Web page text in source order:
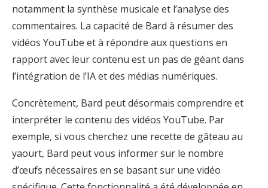
notamment la synthèse musicale et l’analyse des
commentaires. La capacité de Bard à résumer des
vidéos YouTube et à répondre aux questions en
rapport avec leur contenu est un pas de géant dans
l’intégration de l’IA et des médias numériques.
Concrètement, Bard peut désormais comprendre et
interpréter le contenu des vidéos YouTube. Par
exemple, si vous cherchez une recette de gâteau au
yaourt, Bard peut vous informer sur le nombre
d’œufs nécessaires en se basant sur une vidéo